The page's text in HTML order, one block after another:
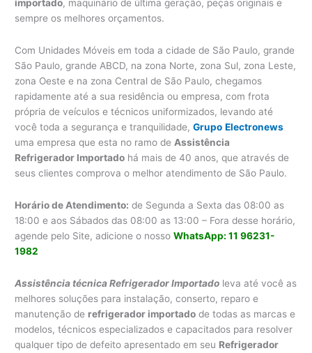
importado, maquinário de última geração, peças originais e
sempre os melhores orçamentos.
Com Unidades Móveis em toda a cidade de São Paulo, grande
São Paulo, grande ABCD, na zona Norte, zona Sul, zona Leste,
zona Oeste e na zona Central de São Paulo, chegamos
rapidamente até a sua residência ou empresa, com frota
própria de veículos e técnicos uniformizados, levando até
você toda a segurança e tranquilidade,Grupo Electronews
uma empresa que esta no ramo de Assistência
Refrigerador Importado há mais de 40 anos, que através de
seus clientes comprova o melhor atendimento de São Paulo.
Horário de Atendimento: de Segunda a Sexta das 08:00 as
18:00 e aos Sábados das 08:00 as 13:00 – Fora desse horário,
agende pelo Site, adicione o nossoWhatsApp: 11 96231-
1982
Assistência técnica Refrigerador Importado leva até você as
melhores soluções para instalação, conserto, reparo e
manutenção de refrigerador importado de todas as marcas e
modelos, técnicos especializados e capacitados para resolver
qualquer tipo de defeito apresentado em seu Refrigerador